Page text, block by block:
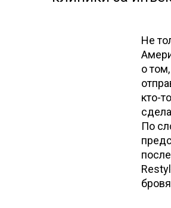
Не
о
кто-
По